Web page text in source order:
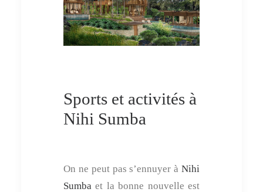
Sports et activités à
Nihi Sumba
On ne peut pas s’ennuyer à Nihi
Sumba et la bonne nouvelle est